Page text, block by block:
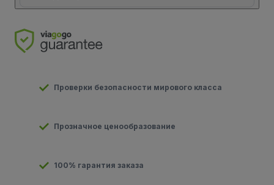
Проверки безопасности мирового класса
Прозначное ценообразование
100% гарантия заказа